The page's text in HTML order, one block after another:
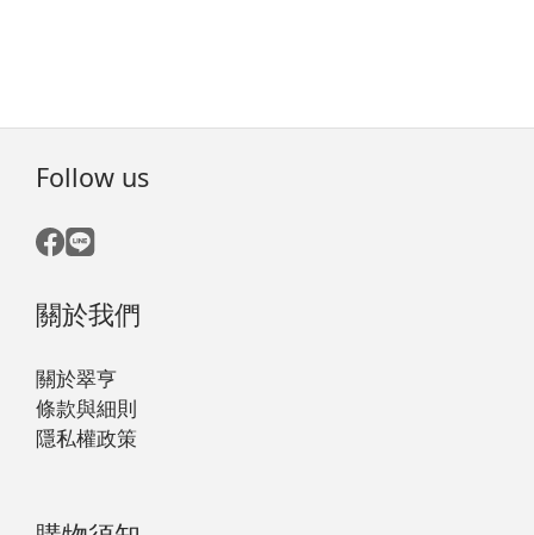
Follow us
關於我們
關於翠亨
條款與細則
隱私權政策